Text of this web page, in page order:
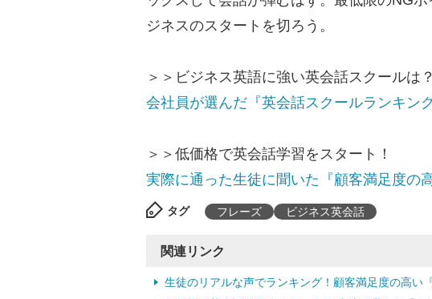
ジネスのスタートを切ろう。
＞＞ビジネス英語に強い英会話スクールは？
会社員が選んだ『英会話スクールランキング
＞＞低価格で英会話学習をスタート！
実際に通った生徒に聞いた『顧客満足度の
タグ フレーズ ビジネス英会話
関連リンク
生徒のリアルな声でランキング！顧客満足度の高い